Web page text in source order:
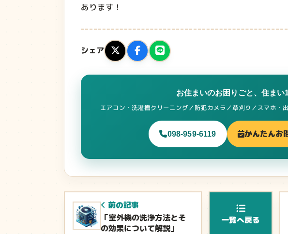
あります！
シェア
お住まいのお困りごと、住まい
エアコン・洗濯槽クリーニング／防犯カメラ／草刈り／スマホ・
098-959-6119 かんたんお
前の記事
「室外機の洗浄方法とそ
の効果について解説」
一覧へ戻る